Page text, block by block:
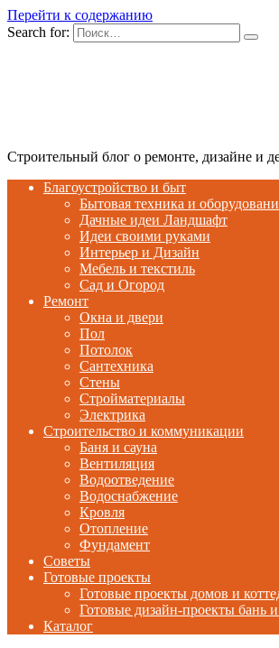
Перейти к содержанию
Search for:
Строительный блог о ремонте, дизайне и
Благоустройство и быт
Бытовая техника и
Дачные идеи Ландшафт
Идеи своими руками
Интерьер и Дизайн
Мебель и текстиль
Сад и Огород
Ремонт
Окна и двери
Пол
Потолок
Сантехника
Стены
Стройматериалы
Электрика
Строительство и коммуникации
Баня и сауна
Вентиляция
Водоотведение
Водоснабжение
Кровля
Отопление
Фундамент
Советы
Готовые проекты
Готовые проекты домов и
Готовые дизайн-проекты бань и
Каталог